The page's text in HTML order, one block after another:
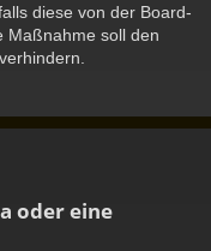
diese von der Board-
Maßnahme soll den
oder eine